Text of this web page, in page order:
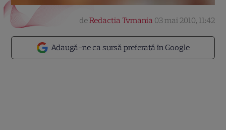
Adaugă-ne ca sursă preferată în Google
deRedactia Tvmania 03 mai 2010, 11:42